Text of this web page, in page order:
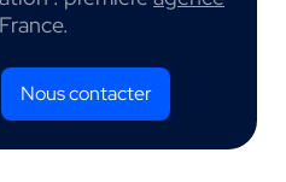
Nous contacter